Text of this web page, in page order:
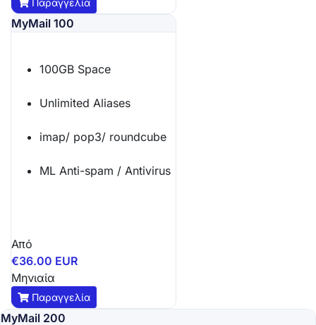
Παραγγελία
MyMail 100
100GB Space
Unlimited Aliases
imap/ pop3/ roundcube
ML Anti-spam / Antivirus
Από
€36.00 EUR
Μηνιαία
Παραγγελία
MyMail 200